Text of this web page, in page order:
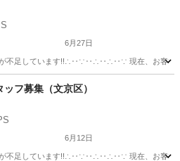
6月27日
しています!!∴‥∵‥∴‥∴‥∵ 現在、お客様から多
の他 スタッフ
フ募集（文京区）
6月12日
しています!!∴‥∵‥∴‥∴‥∵ 現在、お客様から多